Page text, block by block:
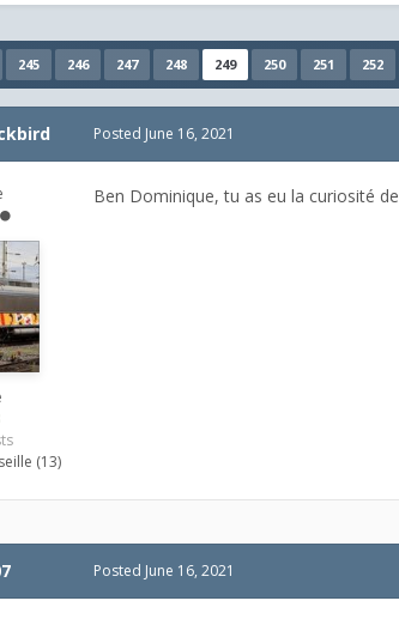
245 246 247 248 249 250 251 252
(13)
Posted June 16, 2021
Ben Dominique, tu as eu la curiosité
Posted June 16, 2021